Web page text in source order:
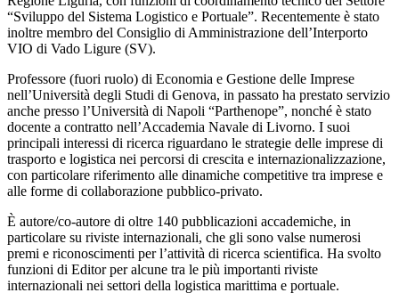
“Sviluppo del Sistema Logistico e Portuale”. Recentemente è stato
inoltre membro del Consiglio di Amministrazione dell’Interporto
VIO di Vado Ligure (SV).
Professore (fuori ruolo) di Economia e Gestione delle Imprese
nell’Università degli Studi di Genova, in passato ha prestato servizio
anche presso l’Università di Napoli “Parthenope”, nonché è stato
docente a contratto nell’Accademia Navale di Livorno. I suoi
principali interessi di ricerca riguardano le strategie delle imprese di
trasporto e logistica nei percorsi di crescita e internazionalizzazione,
con particolare riferimento alle dinamiche competitive tra imprese e
alle forme di collaborazione pubblico-privato.
È autore/co-autore di oltre 140 pubblicazioni accademiche, in
particolare su riviste internazionali, che gli sono valse numerosi
premi e riconoscimenti per l’attività di ricerca scientifica. Ha svolto
funzioni di Editor per alcune tra le più importanti riviste
internazionali nei settori della logistica marittima e portuale.